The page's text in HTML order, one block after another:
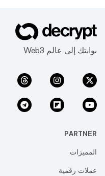
بوابتك إلى عالم Web3
PARTNER
المميزات
عملات رقمية